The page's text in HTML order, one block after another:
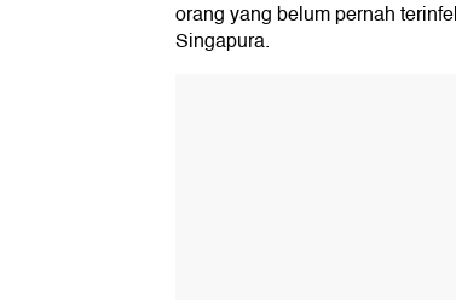
orang yang belum pernah
Singapura.